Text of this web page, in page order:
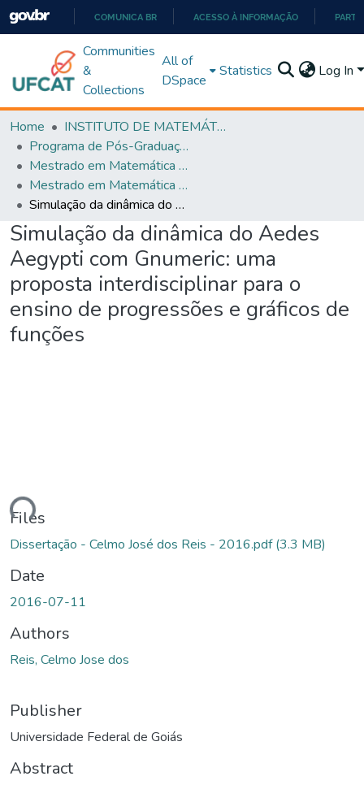
PARA
O
COMUNICA BR ACESSO À INFORMAÇÃO
Communities
&
Collections
All of
DSpace
Statistics Log In
Home
INSTITUTO DE MATEMÁTICA E TECNOLOGIA
Programa de Pós-Graduação em Matemática (PROFMAT)
Mestrado em Matemática em Rede Nacional - PROFMAT
Mestrado em Matemática em Rede Nacional - PROFMAT
Simulação da dinâmica do Aedes Aegypti com Gnumeric: uma proposta interdisciplinar para o ensino de progressões e gráficos de funções
Simulação da dinâmica do Aedes
Aegypti com Gnumeric: uma
proposta interdisciplinar para o
ensino de progressões e gráficos de
funções
Files
Dissertação - Celmo José dos Reis - 2016.pdf(3.3 MB)
Date
2016-07-11
Authors
Reis, Celmo Jose dos
Publisher
Universidade Federal de Goiás
Abstract